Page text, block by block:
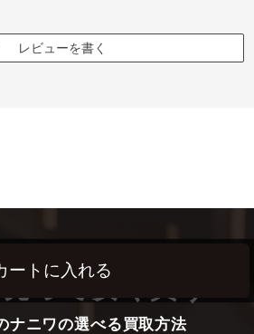
ートに入れる
レビューを書く
売って安く買う！
ナニワの選べる買取方法